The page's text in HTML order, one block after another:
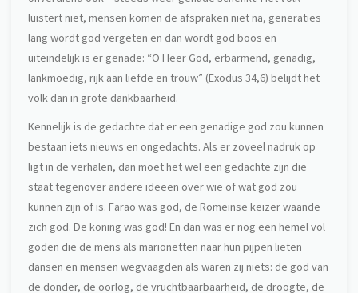
luistert niet, mensen komen de afspraken niet na, generaties
lang wordt god vergeten en dan wordt god boos en
uiteindelijk is er genade: “O Heer God, erbarmend, genadig,
lankmoedig, rijk aan liefde en trouw” (Exodus 34,6) belijdt het
volk dan in grote dankbaarheid.
Kennelijk is de gedachte dat er een genadige god zou kunnen
bestaan iets nieuws en ongedachts. Als er zoveel nadruk op
ligt in de verhalen, dan moet het wel een gedachte zijn die
staat tegenover andere ideeën over wie of wat god zou
kunnen zijn of is. Farao was god, de Romeinse keizer waande
zich god. De koning was god! En dan was er nog een hemel vol
goden die de mens als marionetten naar hun pijpen lieten
dansen en mensen wegvaagden als waren zij niets: de god van
de donder, de oorlog, de vruchtbaarbaarheid, de droogte, de